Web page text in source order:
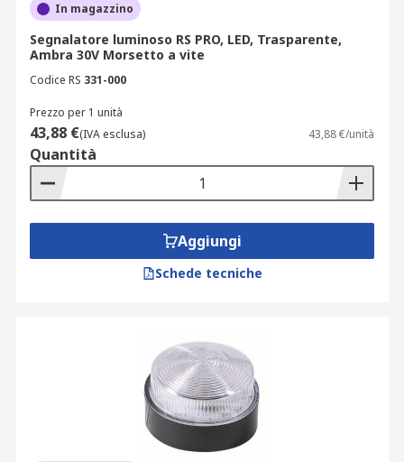
In magazzino
Segnalatore luminoso RS PRO, LED, Trasparente,
Ambra 30V Morsetto a vite
Codice RS 331-000
Prezzo per 1 unità
43,88 €(IVA esclusa) 43,88 €/unità
Quantità
Aggiungi
Schede tecniche